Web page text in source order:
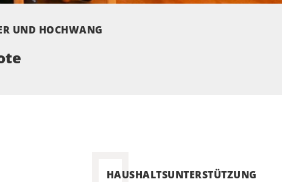
UND HOCHWANG
HAUSHALTSUNTERSTÜTZUNG